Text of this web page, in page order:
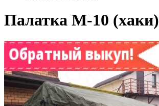
Палатка М-10 (хаки)